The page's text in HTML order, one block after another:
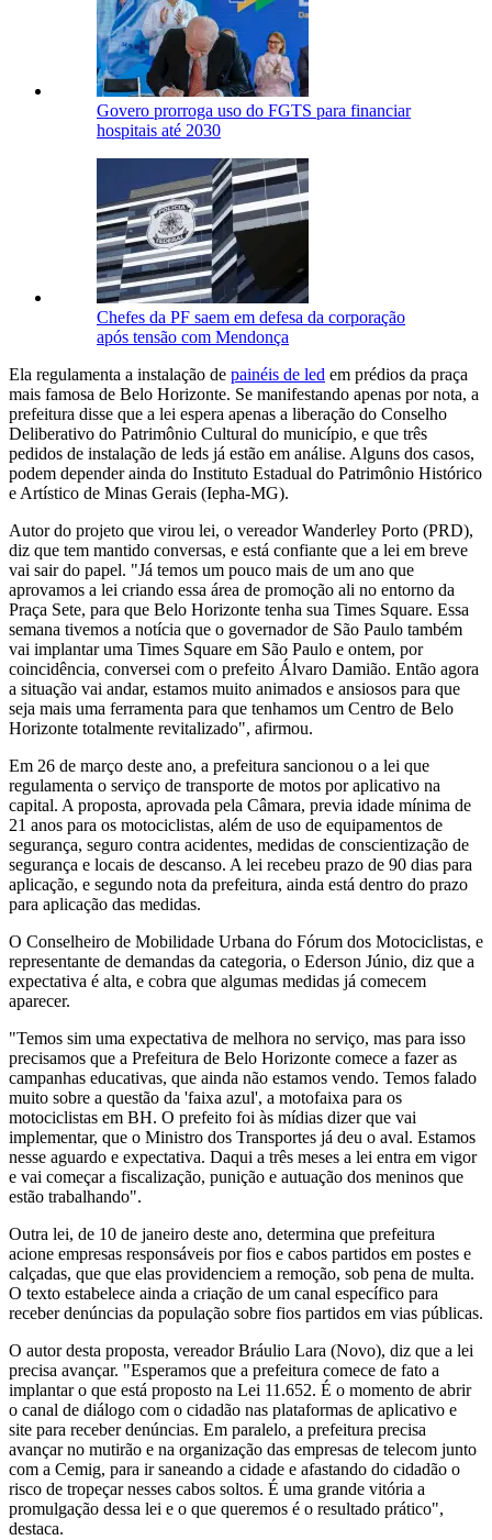
Govero prorroga uso do FGTS para financiar
hospitais até 2030
Chefes da PF saem em defesa da corporação
após tensão com Mendonça
Ela regulamenta a instalação de painéis de led em prédios da praça
mais famosa de Belo Horizonte. Se manifestando apenas por nota, a
prefeitura disse que a lei espera apenas a liberação do Conselho
Deliberativo do Patrimônio Cultural do município, e que três
pedidos de instalação de leds já estão em análise. Alguns dos casos,
podem depender ainda do Instituto Estadual do Patrimônio Histórico
e Artístico de Minas Gerais (Iepha-MG).
Autor do projeto que virou lei, o vereador Wanderley Porto (PRD),
diz que tem mantido conversas, e está confiante que a lei em breve
vai sair do papel. "Já temos um pouco mais de um ano que
aprovamos a lei criando essa área de promoção ali no entorno da
Praça Sete, para que Belo Horizonte tenha sua Times Square. Essa
semana tivemos a notícia que o governador de São Paulo também
vai implantar uma Times Square em São Paulo e ontem, por
coincidência, conversei com o prefeito Álvaro Damião. Então agora
a situação vai andar, estamos muito animados e ansiosos para que
seja mais uma ferramenta para que tenhamos um Centro de Belo
Horizonte totalmente revitalizado", afirmou.
Em 26 de março deste ano, a prefeitura sancionou o a lei que
regulamenta o serviço de transporte de motos por aplicativo na
capital. A proposta, aprovada pela Câmara, previa idade mínima de
21 anos para os motociclistas, além de uso de equipamentos de
segurança, seguro contra acidentes, medidas de conscientização de
segurança e locais de descanso. A lei recebeu prazo de 90 dias para
aplicação, e segundo nota da prefeitura, ainda está dentro do prazo
para aplicação das medidas.
O Conselheiro de Mobilidade Urbana do Fórum dos Motociclistas, e
representante de demandas da categoria, o Ederson Júnio, diz que a
expectativa é alta, e cobra que algumas medidas já comecem
aparecer.
"Temos sim uma expectativa de melhora no serviço, mas para isso
precisamos que a Prefeitura de Belo Horizonte comece a fazer as
campanhas educativas, que ainda não estamos vendo. Temos falado
muito sobre a questão da 'faixa azul', a motofaixa para os
motociclistas em BH. O prefeito foi às mídias dizer que vai
implementar, que o Ministro dos Transportes já deu o aval. Estamos
nesse aguardo e expectativa. Daqui a três meses a lei entra em vigor
e vai começar a fiscalização, punição e autuação dos meninos que
estão trabalhando".
Outra lei, de 10 de janeiro deste ano, determina que prefeitura
acione empresas responsáveis por fios e cabos partidos em postes e
calçadas, que que elas providenciem a remoção, sob pena de multa.
O texto estabelece ainda a criação de um canal específico para
receber denúncias da população sobre fios partidos em vias públicas.
O autor desta proposta, vereador Bráulio Lara (Novo), diz que a lei
precisa avançar. "Esperamos que a prefeitura comece de fato a
implantar o que está proposto na Lei 11.652. É o momento de abrir
o canal de diálogo com o cidadão nas plataformas de aplicativo e
site para receber denúncias. Em paralelo, a prefeitura precisa
avançar no mutirão e na organização das empresas de telecom junto
com a Cemig, para ir saneando a cidade e afastando do cidadão o
risco de tropeçar nesses cabos soltos. É uma grande vitória a
promulgação dessa lei e o que queremos é o resultado prático",
destaca.